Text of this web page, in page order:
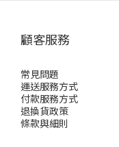
顧客服務
常見問題
運送服務方式
付款服務方式
退換貨政策
條款與細則